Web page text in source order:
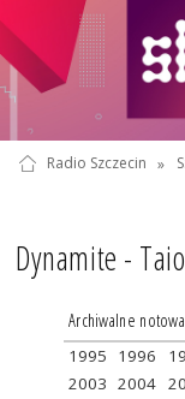
Radio Szczecin »
Dynamite -
Archiwalne
1995 1996
2003 2004